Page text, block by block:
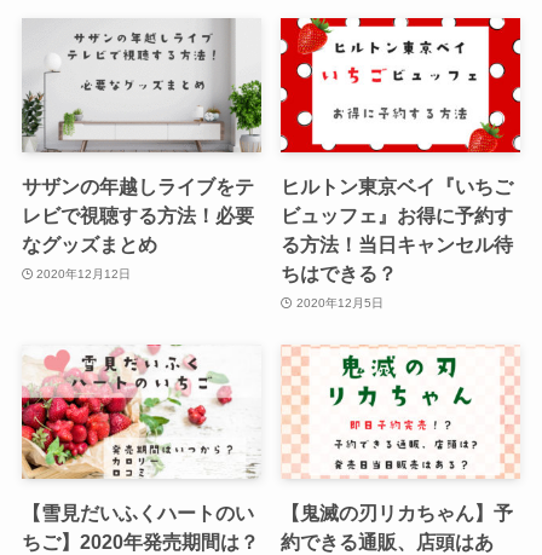
サザンの年越しライブをテ
レビで視聴する方法！必要
なグッズまとめ
2020年12月12日
ヒルトン東京ベイ『いちご
ビュッフェ』お得に予約す
る方法！当日キャンセル待
ちはできる？
2020年12月5日
【雪見だいふくハートのい
ちご】2020年発売期間は？
【鬼滅の刃リカちゃん】予
約できる通販、店頭はあ